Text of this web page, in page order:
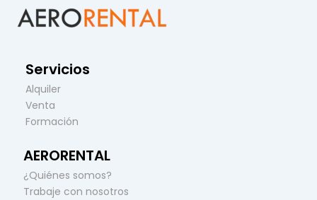
Servicios
Alquiler
Venta
Formación
AERORENTAL
¿Quiénes somos?
Trabaje con nosotros